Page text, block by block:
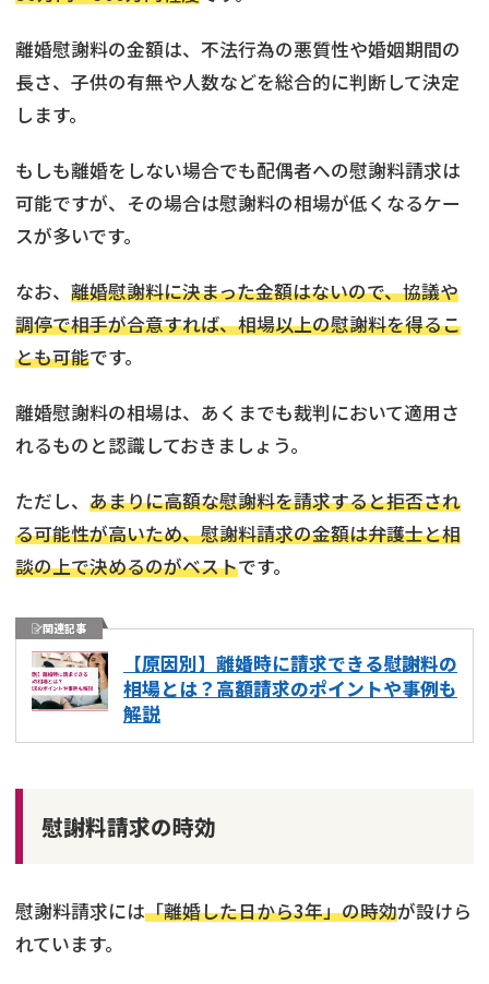
離婚慰謝料の金額は、不法行為の悪質性や婚姻期間の
長さ、子供の有無や人数などを総合的に判断して決定
します。
もしも離婚をしない場合でも配偶者への慰謝料請求は
可能ですが、その場合は慰謝料の相場が低くなるケー
スが多いです。
なお、 離婚慰謝料に決まった金額はないので、協議や
調停で相手が合意すれば、相場以上の慰謝料を得るこ
とも可能です。
離婚慰謝料の相場は、あくまでも裁判において適用さ
れるものと認識しておきましょう。
ただし、 あまりに高額な慰謝料を請求すると拒否され
る可能性が高いため、慰謝料請求の金額は弁護士と相
談の上で決めるのがベストです。
関連記事
【原因別】離婚時に請求できる慰謝料の
相場とは？高額請求のポイントや事例も
解説
慰謝料請求の時効
慰謝料請求には「離婚した日から3年」の時効が設けら
れています。